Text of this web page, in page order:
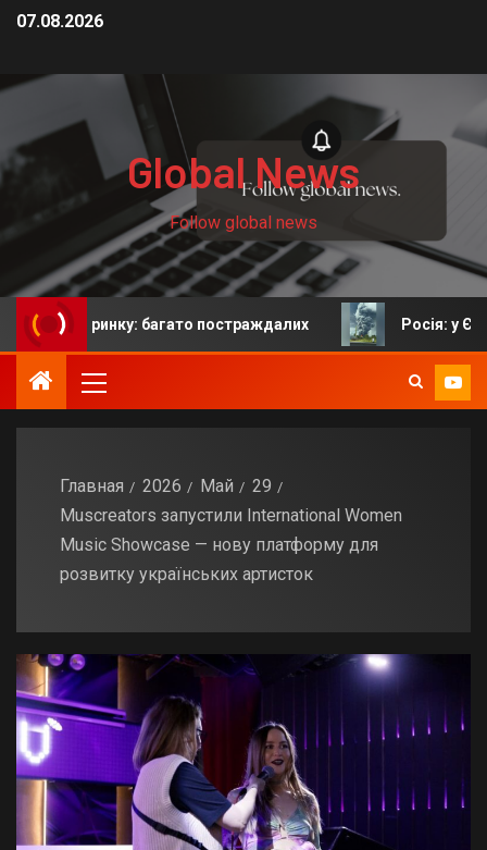
07.08.2026
Global News
Follow global news
багато постраждалих Росія: у Єкатеринбурзі
Главная 2026 Май
29
Muscreators запустили International Women
Music Showcase — нову платформу для
розвитку українських артисток